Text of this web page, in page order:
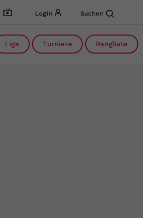
Login Suchen
Liga Turniere Rangliste